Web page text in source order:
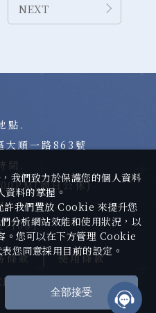
NEXT
點.
大順一路863號
間.
周日公休)
1001
條款
使用條款
- iBest
我們致力於保護您的個人資料
資料的掌握。
許我們置放 Cookie 來提升您
分析網站效能和使用狀況，以
。您可以在下方管理 Cookie
您同意採用目前的設定。
全部接受